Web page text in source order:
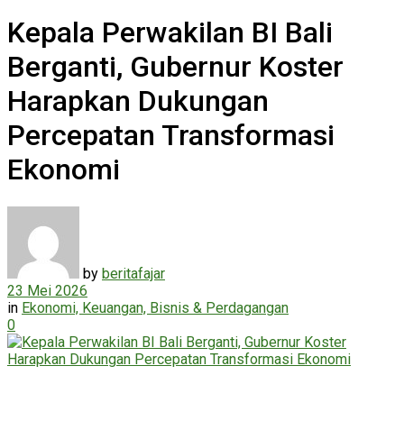
Kepala Perwakilan BI Bali
Berganti, Gubernur Koster
Harapkan Dukungan
Percepatan Transformasi
Ekonomi
by beritafajar
23 Mei 2026
in Ekonomi, Keuangan, Bisnis & Perdagangan
0